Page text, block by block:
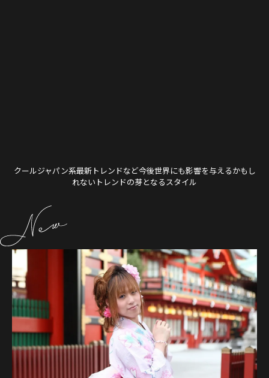
クールジャパン系最新トレンドなど今後世界にも影響を与えるかもし
れないトレンドの芽となるスタイル